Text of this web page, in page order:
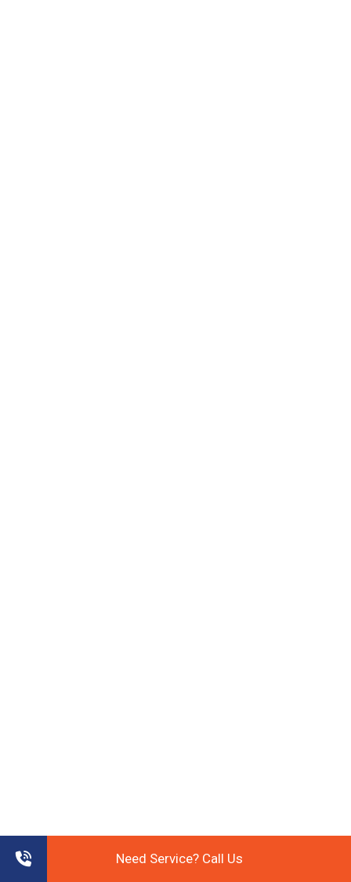
Need Service? Call Us